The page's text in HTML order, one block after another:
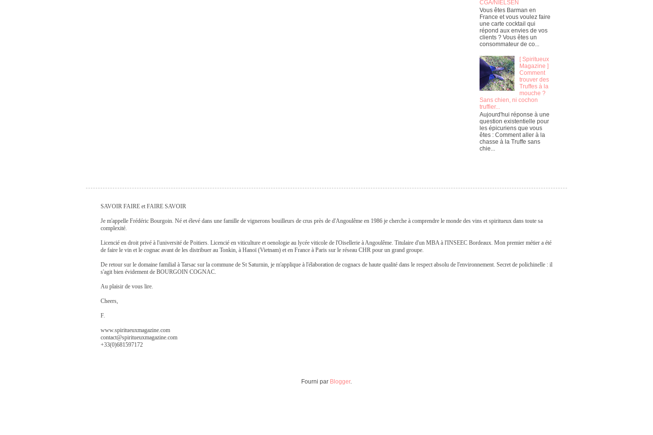
CGA/NIELSEN
Vous êtes Barman en
France et vous voulez faire
une carte cocktail qui
répond aux envies de vos
clients ? Vous êtes un
consommateur de co...
[ Spiritueux
Magazine ]
Comment
trouver des
Truffes à la
mouche ?
Sans chien, ni cochon
truffier...
Aujourd'hui réponse à une
question existentielle pour
les épicuriens que vous
êtes : Comment aller à la
chasse à la Truffe sans
chie...
SAVOIR FAIRE et FAIRE SAVOIR
Je m'appelle Frédéric Bourgoin. Né et élevé dans une famille de vignerons bouilleurs de crus près de d'Angoulême en 1986 je cherche à comprendre le monde des vins et spiritueux dans toute sa
complexité.
Licencié en droit privé à l'université de Poitiers. Licencié en viticulture et oenologie au lycée viticole de l'Oisellerie à Angoulême. Titulaire d'un MBA à l'INSEEC Bordeaux. Mon premier métier a été
de faire le vin et le cognac avant de les distribuer au Tonkin, à Hanoï (Vietnam) et en France à Paris sur le réseau CHR pour un grand groupe.
De retour sur le domaine familial à Tarsac sur la commune de St Saturnin, je m'applique à l'élaboration de cognacs de haute qualité dans le respect absolu de l'environnement. Secret de polichinelle : il
s'agit bien évidement de BOURGOIN COGNAC.
Au plaisir de vous lire.
Cheers,
F.
www.spiritueuxmagazine.com
contact@spiritueuxmagazine.com
+33(0)681597172
Fourni par Blogger.